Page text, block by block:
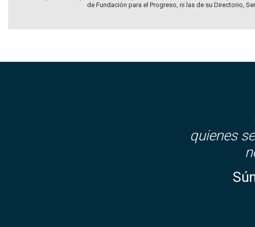
de Fundación para el Progreso, ni las de su Directorio,
quienes